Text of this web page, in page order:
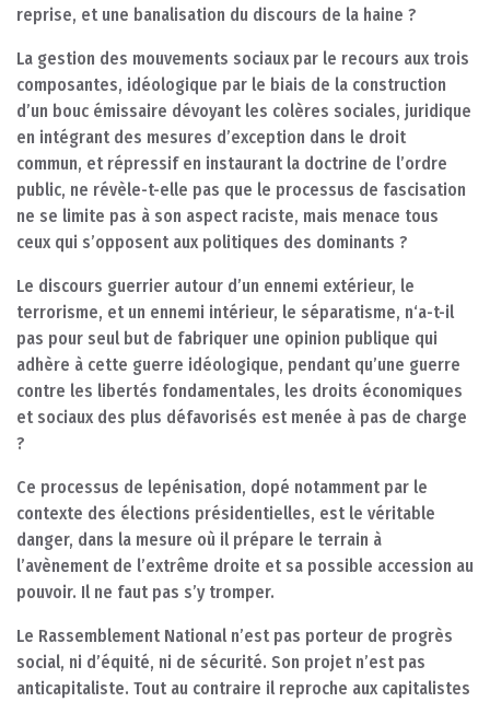
reprise, et une banalisation du discours de la haine ?
La gestion des mouvements sociaux par le recours aux trois
composantes, idéologique par le biais de la construction
d’un bouc émissaire dévoyant les colères sociales, juridique
en intégrant des mesures d’exception dans le droit
commun, et répressif en instaurant la doctrine de l’ordre
public, ne révèle-t-elle pas que le processus de fascisation
ne se limite pas à son aspect raciste, mais menace tous
ceux qui s’opposent aux politiques des dominants ?
Le discours guerrier autour d’un ennemi extérieur, le
terrorisme, et un ennemi intérieur, le séparatisme, n‘a-t-il
pas pour seul but de fabriquer une opinion publique qui
adhère à cette guerre idéologique, pendant qu’une guerre
contre les libertés fondamentales, les droits économiques
et sociaux des plus défavorisés est menée à pas de charge
?
Ce processus de lepénisation, dopé notamment par le
contexte des élections présidentielles, est le véritable
danger, dans la mesure où il prépare le terrain à
l’avènement de l’extrême droite et sa possible accession au
pouvoir. Il ne faut pas s’y tromper.
Le Rassemblement National n’est pas porteur de progrès
social, ni d’équité, ni de sécurité. Son projet n’est pas
anticapitaliste. Tout au contraire il reproche aux capitalistes